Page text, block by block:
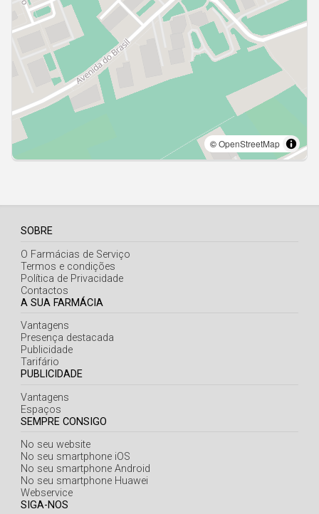
SOBRE
O Farmácias de Serviço
Termos e condições
Política de Privacidade
Contactos
A SUA FARMÁCIA
Vantagens
Presença destacada
Publicidade
Tarifário
PUBLICIDADE
Vantagens
Espaços
SEMPRE CONSIGO
No seu website
No seu smartphone iOS
No seu smartphone Android
No seu smartphone Huawei
Webservice
SIGA-NOS